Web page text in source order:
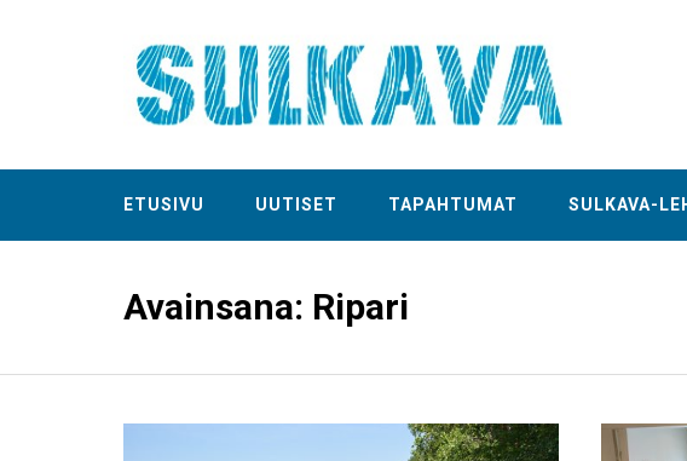
ETUSIVU UUTISET TAPAHTUMAT SULKAVA-
Avainsana: Ripari